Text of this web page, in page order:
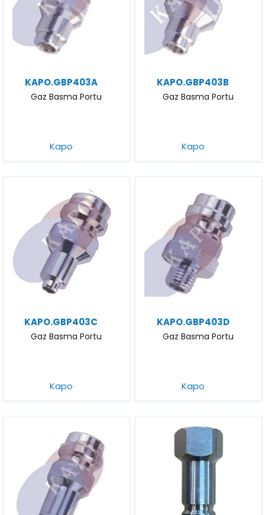
KAPO.GBP403A
Gaz Basma Portu
Kapo
KAPO.GBP403B
Gaz Basma Portu
Kapo
KAPO.GBP403C
Gaz Basma Portu
Kapo
KAPO.GBP403D
Gaz Basma Portu
Kapo